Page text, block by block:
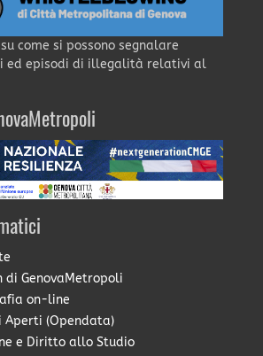
come si possono segnalare
ed episodi di illegalità relativi al
di GenovaMetropoli
on-line
Aperti (Opendata)
e Diritto allo Studio